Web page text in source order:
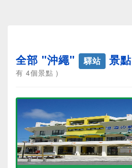
全部 "沖繩" 驛站 景點
有 4個景點 )